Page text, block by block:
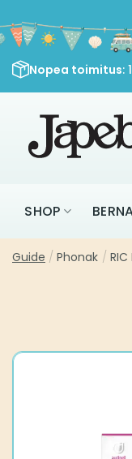
sisältöön
Nopea toimitus:
SHOP
Guide / Phonak /